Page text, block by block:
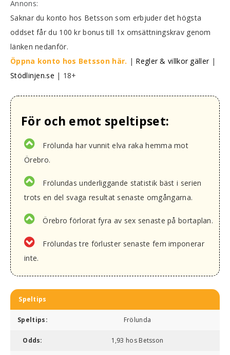
Annons:
Saknar du konto hos Betsson som erbjuder det högsta
oddset får du 100 kr bonus till 1x omsättningskrav genom
länken nedanför.
Öppna konto hos Betsson här. | Regler & villkor gäller|
Stödlinjen.se | 18+
För och emot speltipset:
Frölunda har vunnit elva raka hemma mot
Örebro.
Frölundas underliggande statistik bäst i serien
trots en del svaga resultat senaste omgångarna.
Örebro förlorat fyra av sex senaste på bortaplan.
Frölundas tre förluster senaste fem imponerar
inte.
Speltips
Speltips: Frölunda
Odds: 1,93 hos Betsson